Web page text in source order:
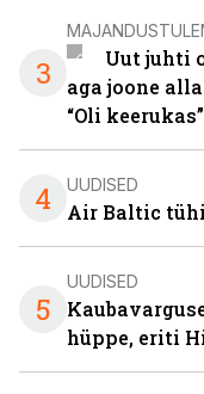
3
Uut juhti
aga joone
“Oli keerukas”
4 UUDISED
Air Baltic
5
UUDISED
hüppe, eriti